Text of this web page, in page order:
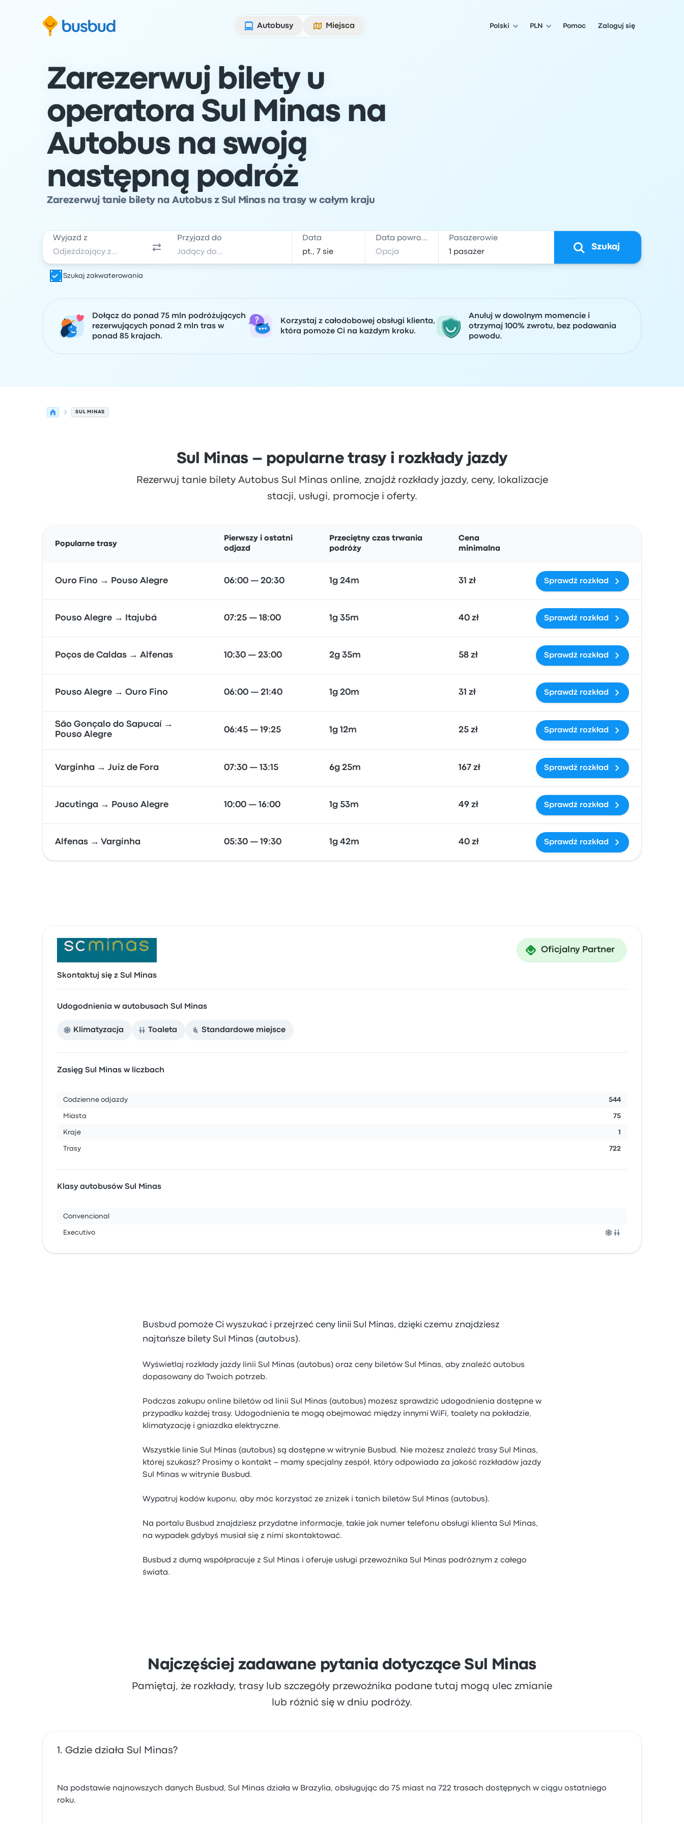
Autobusy
Miejsca Polski PLN Pomoc Zaloguj się
Zarezerwuj bilety u
operatora Sul Minas na
Autobus na swoją
następną podróż
Zarezerwuj tanie bilety na Autobus z Sul Minas na trasy w całym kraju
Wyjazd z Przyjazd do Data Data powrotu Pasażerowie
Szukaj
Szukaj zakwaterowania
Dołącz do ponad 75 mln podróżujących
rezerwujących ponad 2 mln tras w
ponad 85 krajach.
Korzystaj z całodobowej obsługi klienta,
która pomoże Ci na każdym kroku.
Anuluj w dowolnym momencie i
otrzymaj 100% zwrotu, bez podawania
powodu.
SUL MINAS
Sul Minas – popularne trasy i rozkłady jazdy
Rezerwuj tanie bilety Autobus Sul Minas online, znajdź rozkłady jazdy, ceny, lokalizacje
stacji, usługi, promocje i oferty.
Popularne trasy
Pierwszy i ostatni
odjazd
Przeciętny czas trwania
podróży
Cena
minimalna
Ouro Fino → Pouso Alegre 06:00 — 20:30 1g 24m 31 zł Sprawdź rozkład
Pouso Alegre → Itajubá 07:25 — 18:00 1g 35m 40 zł Sprawdź rozkład
Poços de Caldas → Alfenas 10:30 — 23:00 2g 35m 58 zł Sprawdź rozkład
Pouso Alegre → Ouro Fino 06:00 — 21:40 1g 20m 31 zł Sprawdź rozkład
São Gonçalo do Sapucaí →
Pouso Alegre
06:45 — 19:25 1g 12m 25 zł Sprawdź rozkład
Varginha → Juiz de Fora 07:30 — 13:15 6g 25m 167 zł Sprawdź rozkład
Jacutinga → Pouso Alegre 10:00 — 16:00 1g 53m 49 zł Sprawdź rozkład
Alfenas → Varginha 05:30 — 19:30 1g 42m 40 zł Sprawdź rozkład
Oficjalny Partner
Skontaktuj się z Sul Minas
Udogodnienia w autobusach Sul Minas
Klimatyzacja Toaleta Standardowe miejsce
Zasięg Sul Minas w liczbach
Codzienne odjazdy 544
Miasta 75
Kraje 1
Trasy 722
Klasy autobusów Sul Minas
Convencional
Executivo
Busbud pomoże Ci wyszukać i przejrzeć ceny linii Sul Minas, dzięki czemu znajdziesz
najtańsze bilety Sul Minas (autobus).
Wyświetlaj rozkłady jazdy linii Sul Minas (autobus) oraz ceny biletów Sul Minas, aby znaleźć autobus
dopasowany do Twoich potrzeb.
Podczas zakupu online biletów od linii Sul Minas (autobus) możesz sprawdzić udogodnienia dostępne w
przypadku każdej trasy. Udogodnienia te mogą obejmować między innymi WiFi, toalety na pokładzie,
klimatyzację i gniazdka elektryczne.
Wszystkie linie Sul Minas (autobus) są dostępne w witrynie Busbud. Nie możesz znaleźć trasy Sul Minas,
której szukasz? Prosimy o kontakt – mamy specjalny zespół, który odpowiada za jakość rozkładów jazdy
Sul Minas w witrynie Busbud.
Wypatruj kodów kuponu, aby móc korzystać ze zniżek i tanich biletów Sul Minas (autobus).
Na portalu Busbud znajdziesz przydatne informacje, takie jak numer telefonu obsługi klienta Sul Minas,
na wypadek gdybyś musiał się z nimi skontaktować.
Busbud z dumą współpracuje z Sul Minas i oferuje usługi przewoźnika Sul Minas podróżnym z całego
świata.
Najczęściej zadawane pytania dotyczące Sul Minas
Pamiętaj, że rozkłady, trasy lub szczegóły przewoźnika podane tutaj mogą ulec zmianie
lub różnić się w dniu podróży.
Gdzie działa Sul Minas?
Na podstawie najnowszych danych Busbud, Sul Minas działa w Brazylia, obsługując do 75 miast na 722 trasach dostępnych w ciągu ostatniego
roku.